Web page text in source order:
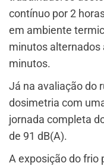
contínuo por 2
em ambiente
minutos alternados
minutos.
Já na avaliação do
dosimetria com
jornada completa
de 91 dB(A).
A exposição do frio